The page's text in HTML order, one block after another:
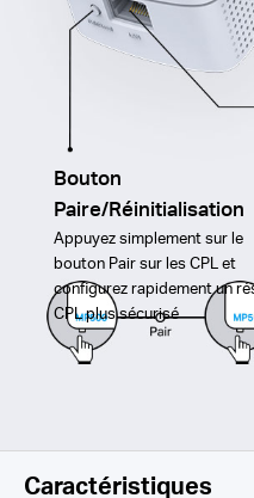
Bouton
Paire/Réinitialisation
Appuyez simplement sur le
bouton Pair sur les CPL et
configurez rapidement un
CPL plus sécurisé
Caractéristiques